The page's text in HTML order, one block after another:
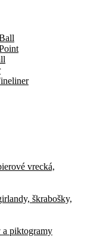
vrecká,
škrabošky,
a piktogramy